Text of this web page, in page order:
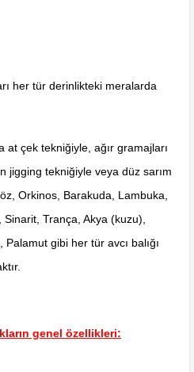
her tür derinlikteki meralarda
at çek tekniğiyle, ağır gramajları
jigging tekniğiyle veya düz sarım
Orkinos, Barakuda, Lambuka,
Trança, Akya (kuzu),
gibi her tür avcı balığı
genel özellikleri: